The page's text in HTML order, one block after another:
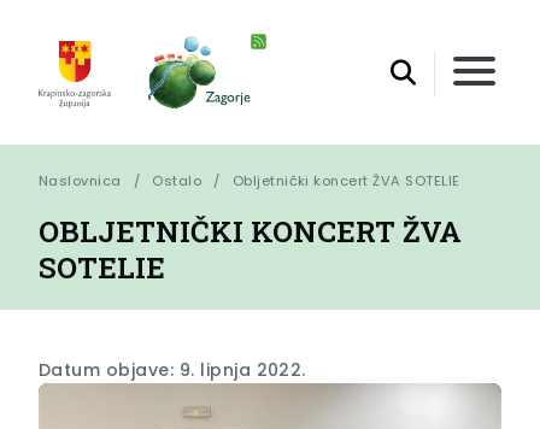
Naslovnica Ostalo Obljetnički koncert ŽVA SOTELIE
OBLJETNIČKI KONCERT ŽVA
SOTELIE
Datum objave: 9. lipnja 2022.